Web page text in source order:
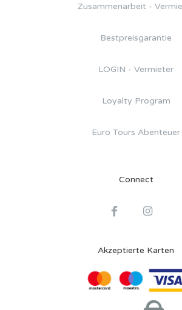
Zusammenarbeit -
Bestpreisgarantie
LOGIN - Vermieter
Loyalty Program
Euro Tours Abenteuer
Connect
Akzeptierte Karten